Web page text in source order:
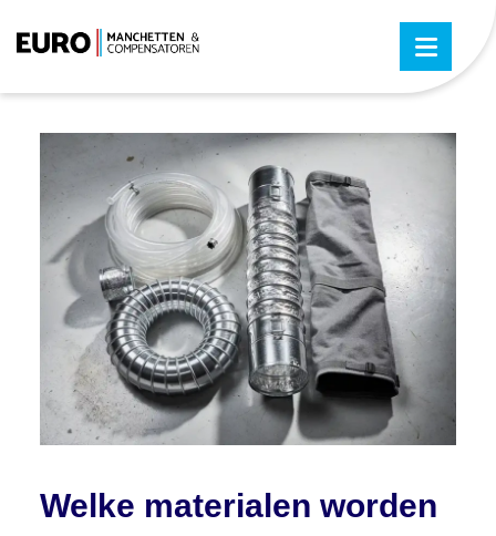
Welke materialen worden